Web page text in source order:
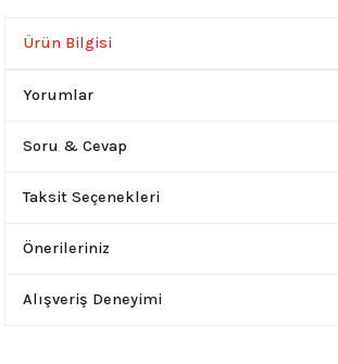
Ürün Bilgisi
Yorumlar
Soru & Cevap
Taksit Seçenekleri
Önerileriniz
Alışveriş Deneyimi